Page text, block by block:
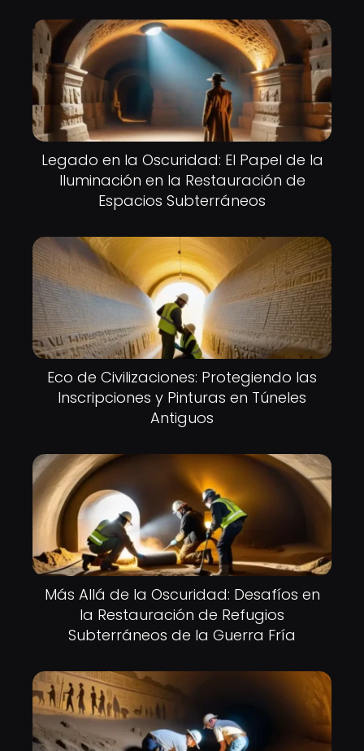
Legado en la Oscuridad: El Papel de la
Iluminación en la Restauración de
Espacios Subterráneos
Eco de Civilizaciones: Protegiendo las
Inscripciones y Pinturas en Túneles
Antiguos
Más Allá de la Oscuridad: Desafíos en
la Restauración de Refugios
Subterráneos de la Guerra Fría